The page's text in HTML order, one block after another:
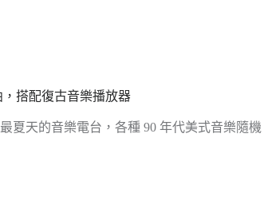
，搭配復古音樂播放器
夏天的音樂電台，各種 90 年代美式音樂隨機